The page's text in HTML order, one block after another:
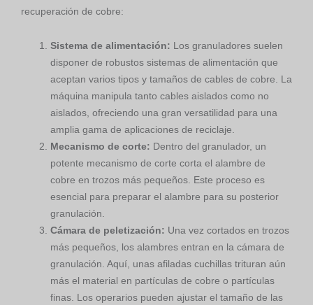
recuperación de cobre:
Sistema de alimentación: Los granuladores suelen
disponer de robustos sistemas de alimentación que
aceptan varios tipos y tamaños de cables de cobre. La
máquina manipula tanto cables aislados como no
aislados, ofreciendo una gran versatilidad para una
amplia gama de aplicaciones de reciclaje.
Mecanismo de corte: Dentro del granulador, un
potente mecanismo de corte corta el alambre de
cobre en trozos más pequeños. Este proceso es
esencial para preparar el alambre para su posterior
granulación.
Cámara de peletización: Una vez cortados en trozos
más pequeños, los alambres entran en la cámara de
granulación. Aquí, unas afiladas cuchillas trituran aún
más el material en partículas de cobre o partículas
finas. Los operarios pueden ajustar el tamaño de las